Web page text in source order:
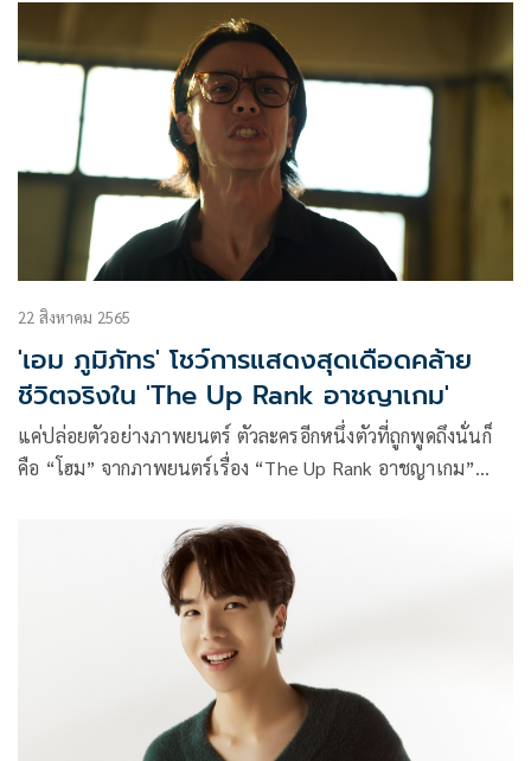
ศูนย์บริการโลหิตแห่งชาติ สภากาชาดไทย และ บริษัท ไทย
ประกันชีวิต จำกัด (มหาชน) พร้อมด้วย สายการบินไทยเวียตเจ็ท,
บริษัท เมเจอร์ ซีนีเพล็กซ์ กรุ้ป จำกัด (มหาชน) และ บริษัท เอส
เอฟ คอร์ปอเรชั่น จำกัด (มหาชน) เพื่อเชิญชวนให้พี่น้องชาว
ไทยร่วมสร้างปรากฏการณ์พลังแห่งการให้กับการร่วมบริจาค
โลหิตเพื่อชาติโดยส่งต่อให้กับศูนย์บริการโลหิตแห่งชาติ
สภากาชาดไทย
22 สิงหาคม 2565
'เอม ภูมิภัทร' โชว์การแสดงสุดเดือดคล้าย
ชีวิตจริงใน 'The Up Rank อาชญาเกม'
แค่ปล่อยตัวอย่างภาพยนตร์ ตัวละครอีกหนึ่งตัวที่ถูกพูดถึงนั่นก็
คือ “โฮม” จากภาพยนตร์เรื่อง “The Up Rank อาชญาเกม”
เอ็กซ์สปริง แคปปิตอล และกันตนา กรุ๊ป ที่รับบทโดยนักแสดง
หนุ่ม เอม-ภูมิภัทร ถาวรศิริ กับบทบาทการแสดงที่ดุเดือด เข้มข้น